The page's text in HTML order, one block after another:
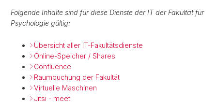
Folgende Inhalte sind für diese Dienste der IT der Fakultät für
Psychologie gültig:
Übersicht aller IT-Fakultätsdienste
Online-Speicher / Shares
Confluence
Raumbuchung der Fakultät
Virtuelle Maschinen
Jitsi - meet